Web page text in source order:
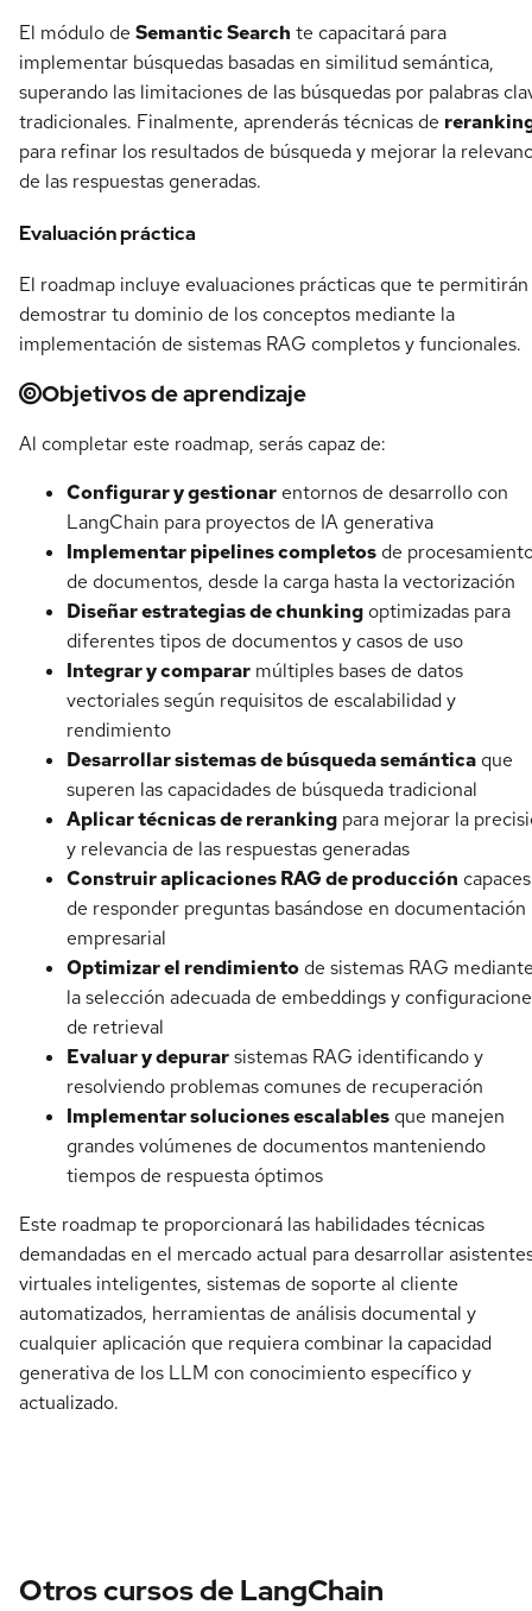
El módulo de Semantic Search te capacitará para
implementar búsquedas basadas en similitud semántica,
superando las limitaciones de las búsquedas por palabras
tradicionales. Finalmente, aprenderás técnicas de
para refinar los resultados de búsqueda y mejorar la
de las respuestas generadas.
Evaluación práctica
El roadmap incluye evaluaciones prácticas que te permitirán
demostrar tu dominio de los conceptos mediante la
implementación de sistemas RAG completos y funcionales.
Objetivos de aprendizaje
Al completar este roadmap, serás capaz de:
Configurar y gestionar entornos de desarrollo con
LangChain para proyectos de IA generativa
Implementar pipelines completos de
de documentos, desde la carga hasta la vectorización
Diseñar estrategias de chunking optimizadas para
diferentes tipos de documentos y casos de uso
Integrar y comparar múltiples bases de datos
vectoriales según requisitos de escalabilidad y
rendimiento
Desarrollar sistemas de búsqueda semántica que
superen las capacidades de búsqueda tradicional
Aplicar técnicas de reranking para mejorar la
y relevancia de las respuestas generadas
Construir aplicaciones RAG de producción capaces
de responder preguntas basándose en documentación
empresarial
Optimizar el rendimiento de sistemas RAG
la selección adecuada de embeddings y
de retrieval
Evaluar y depurarsistemas RAG identificando y
resolviendo problemas comunes de recuperación
Implementar soluciones escalables que manejen
grandes volúmenes de documentos manteniendo
tiempos de respuesta óptimos
Este roadmap te proporcionará las habilidades técnicas
demandadas en el mercado actual para desarrollar
virtuales inteligentes, sistemas de soporte al cliente
automatizados, herramientas de análisis documental y
cualquier aplicación que requiera combinar la capacidad
generativa de los LLM con conocimiento específico y
actualizado.
Otros cursos de LangChain